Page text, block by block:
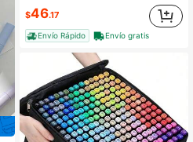
$46.17
Envío Rápido Envío gratis